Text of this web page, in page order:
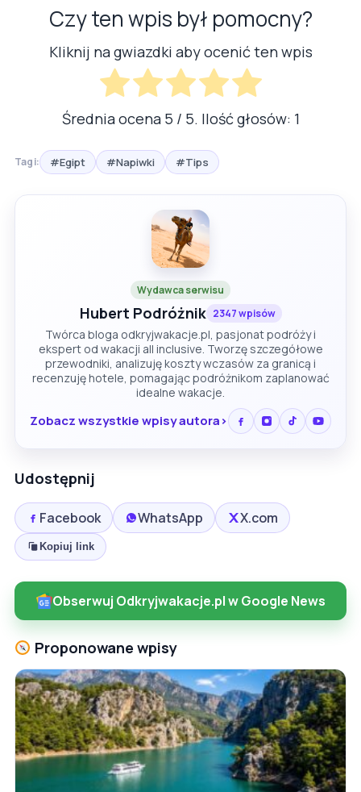
Czy ten wpis był pomocny?
Kliknij na gwiazdki aby ocenić ten wpis
Średnia ocena 5 / 5. Ilość głosów: 1
Tagi: #Egipt #Napiwki #Tips
Wydawca serwisu
Hubert Podróżnik 2347 wpisów
Twórca bloga odkryjwakacje.pl, pasjonat podróży i
ekspert od wakacji all inclusive. Tworzę szczegółowe
przewodniki, analizuję koszty wczasów za granicą i
recenzuję hotele, pomagając podróżnikom zaplanować
idealne wakacje.
Zobacz wszystkie wpisy autora
Udostępnij
Facebook WhatsApp X.com
Kopiuj link
Obserwuj Odkryjwakacje.pl w Google News
Proponowane wpisy